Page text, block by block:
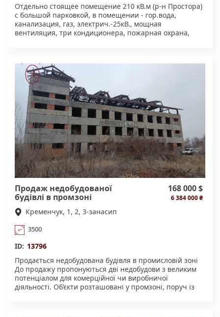
Отдельно стоящее помещение 210 кВ.м (р-н Простора)
с большой парковкой, в помещении - гор.вода,
канализация, газ, электрич.-25кВ., мощная
вентиляция, три кондиционера, пожарная охрана,
Продаж недобудованої
будівлі в промзоні
168 000 $
6 384 000 ₴
Кременчук, 1, 2, 3-занасип
3500
ID: 13796
Продається недобудована будівля в промисловій зоні
До продажу пропонуються дві недобудови з великим
потенціалом для комерційної чи виробничої
діяльності. Об’єкти розташовані у промзоні, поруч із